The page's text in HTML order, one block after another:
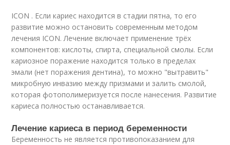
ICON . Если кариес находится в стадии пятна, то его
развитие можно остановить современным методом
лечения ICON. Лечение включает применение трёх
компонентов: кислоты, спирта, специальной смолы. Если
кариозное поражение находится только в пределах
эмали (нет поражения дентина), то можно "вытравить"
микробную инвазию между призмами и залить смолой,
которая фотополимеризуется после нанесения. Развитие
кариеса полностью останавливается.
Лечение кариеса в период беременности
Беременность не является противопоказанием для